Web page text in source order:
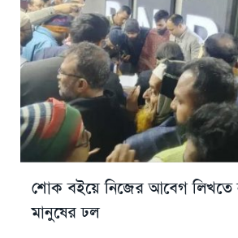
শোক বইয়ে নিজের আবেগ লিখতে
মানুষের ঢল